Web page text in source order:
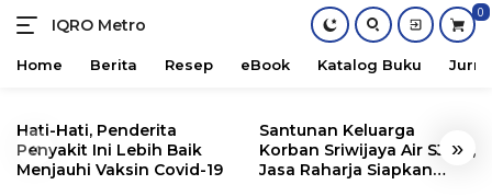
content
IQRO Metro
Lets
Bright
0
Home Berita Resep eBook Katalog Buku
« »
Hati-Hati, Penderita
Penyakit Ini Lebih Baik
Menjauhi Vaksin Covid-19
Santunan Keluarga
Korban Sriwijaya Air SJ182,
Jasa Raharja Siapkan